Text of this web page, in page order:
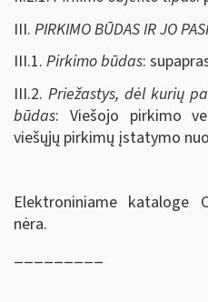
III. PIRKIMO BŪDAS IR JO
III.1. Pirkimo būdas:
III.2. Priežastys, dėl kurių
būdas: Viešojo pirkimo
viešųjų pirkimų įstatymo
Elektroniniame kataloge
nėra.
_________